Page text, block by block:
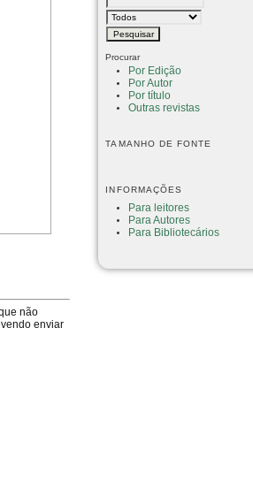
Procurar
Por Edição
Por Autor
Por título
Outras revistas
TAMANHO DE FONTE
INFORMAÇÕES
Para leitores
Para Autores
Para Bibliotecários
não
enviar